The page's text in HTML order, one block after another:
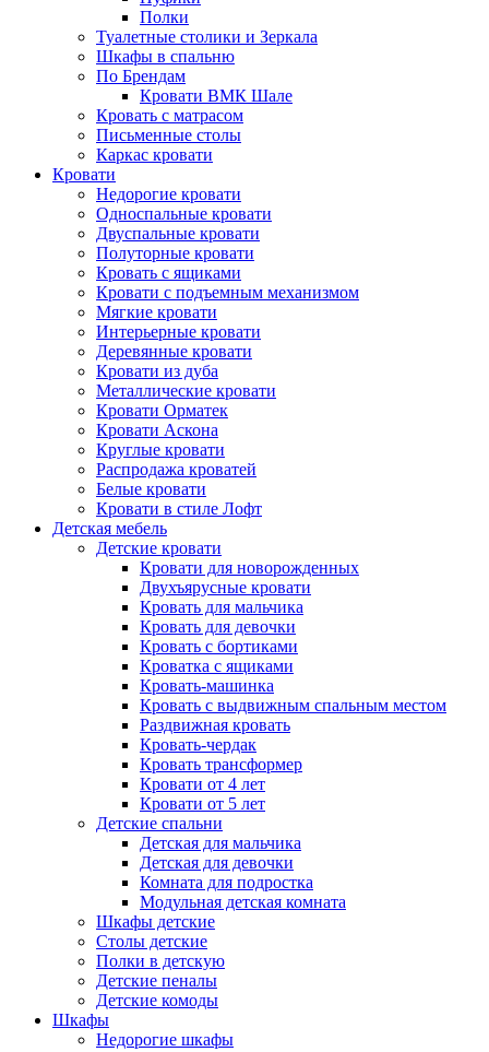
Полки
Туалетные столики и Зеркала
Шкафы в спальню
По Брендам
Кровати ВМК Шале
Кровать с матрасом
Письменные столы
Каркас кровати
Кровати
Недорогие кровати
Односпальные кровати
Двуспальные кровати
Полуторные кровати
Кровать с ящиками
Кровати с подъемным механизмом
Мягкие кровати
Интерьерные кровати
Деревянные кровати
Кровати из дуба
Металлические кровати
Кровати Орматек
Кровати Аскона
Круглые кровати
Распродажа кроватей
Белые кровати
Кровати в стиле Лофт
Детская мебель
Детские кровати
Кровати для новорожденных
Двухъярусные кровати
Кровать для мальчика
Кровать для девочки
Кровать с бортиками
Кроватка с ящиками
Кровать-машинка
Кровать с выдвижным спальным местом
Раздвижная кровать
Кровать-чердак
Кровать трансформер
Кровати от 4 лет
Кровати от 5 лет
Детские спальни
Детская для мальчика
Детская для девочки
Комната для подростка
Модульная детская комната
Шкафы детские
Столы детские
Полки в детскую
Детские пеналы
Детские комоды
Шкафы
Недорогие шкафы